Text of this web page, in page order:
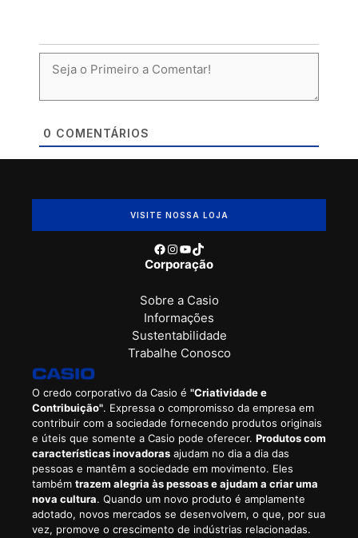
0 COMENTÁRIOS
O credo corporativo da Casio é "Criatividade e
Contribuição". Expressa o compromisso da empresa em
contribuir com a sociedade fornecendo produtos originais
e úteis que somente a Casio pode oferecer. Produtos com
características inovadoras ajudam no dia a dia das
pessoas e mantêm a sociedade em movimento. Eles
também trazem alegria às pessoas e ajudam a criar uma
nova cultura. Quando um novo produto é amplamente
adotado, novos mercados se desenvolvem, o que, por sua
vez, promove o crescimento de indústrias relacionadas.
Corporação
Sobre a Casio
Informações
Sustentabilidade
Trabalhe Conosco
VISITE NOSSA LOJA
Facebook
Instagram
Youtube
TikTok